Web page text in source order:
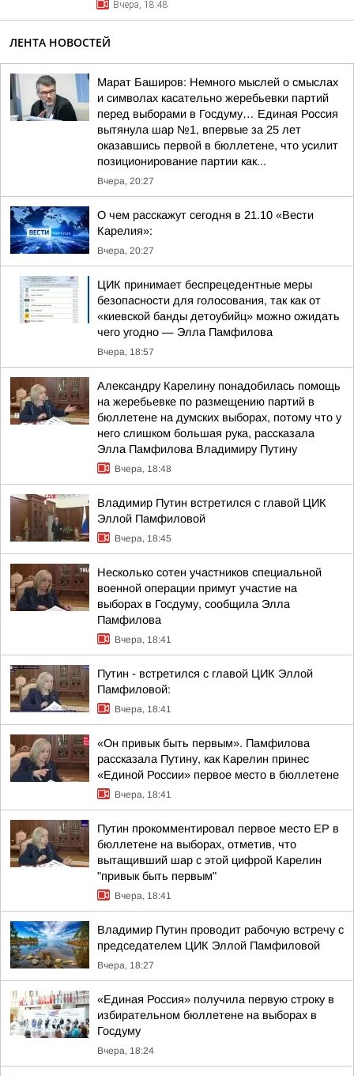
Вчера, 18:48
ЛЕНТА НОВОСТЕЙ
Марат Баширов: Немного мыслей о смыслах
и символах касательно жеребьевки партий
перед выборами в Госдуму… Единая Россия
вытянула шар №1, впервые за 25 лет
оказавшись первой в бюллетене, что усилит
позиционирование партии как...
Вчера, 20:27
О чем расскажут сегодня в 21.10 «Вести
Карелия»:
Вчера, 20:27
ЦИК принимает беспрецедентные меры
безопасности для голосования, так как от
«киевской банды детоубийц» можно ожидать
чего угодно — Элла Памфилова
Вчера, 18:57
Александру Карелину понадобилась помощь
на жеребьевке по размещению партий в
бюллетене на думских выборах, потому что у
него слишком большая рука, рассказала
Элла Памфилова Владимиру Путину
Вчера, 18:48
Владимир Путин встретился с главой ЦИК
Эллой Памфиловой
Вчера, 18:45
Несколько сотен участников специальной
военной операции примут участие на
выборах в Госдуму, сообщила Элла
Памфилова
Вчера, 18:41
Путин - встретился с главой ЦИК Эллой
Памфиловой:
Вчера, 18:41
«Он привык быть первым». Памфилова
рассказала Путину, как Карелин принес
«Единой России» первое место в бюллетене
Вчера, 18:41
Путин прокомментировал первое место ЕР в
бюллетене на выборах, отметив, что
вытащивший шар с этой цифрой Карелин
"привык быть первым"
Вчера, 18:41
Владимир Путин проводит рабочую встречу с
председателем ЦИК Эллой Памфиловой
Вчера, 18:27
«Единая Россия» получила первую строку в
избирательном бюллетене на выборах в
Госдуму
Вчера, 18:24